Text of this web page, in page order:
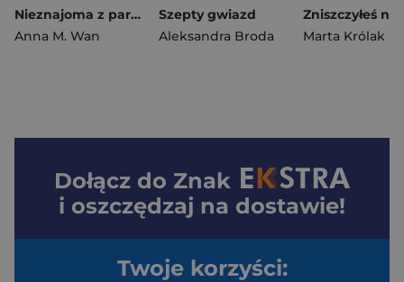
Nieznajoma z parku
Anna M. Wan
Szepty gwiazd
Aleksandra Broda
Marta Królak
Dołącz do Znak
i oszczędzaj na dostawie!
Twoje korzyści: